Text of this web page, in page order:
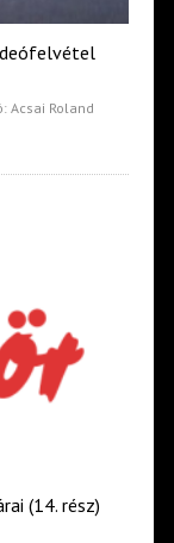
Roland
(14. rész)